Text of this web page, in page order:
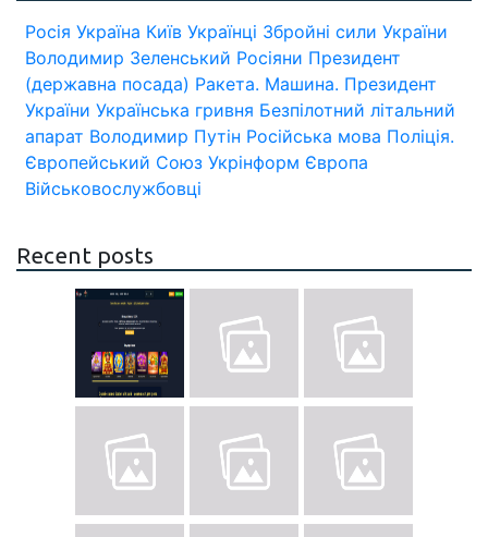
Росія Україна Київ Українці Збройні сили України
Володимир Зеленський Росіяни Президент
(державна посада) Ракета. Машина. Президент
України Українська гривня Безпілотний літальний
апарат Володимир Путін Російська мова Поліція.
Європейський Союз Укрінформ Європа
Військовослужбовці
Recent posts